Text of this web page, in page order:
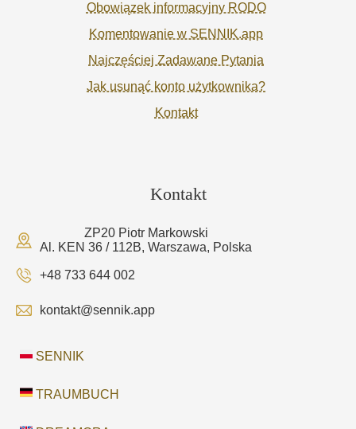
Obowiązek informacyjny RODO
Komentowanie w SENNIK.app
Najczęściej Zadawane Pytania
Jak usunąć konto użytkownika?
Kontakt
Kontakt
ZP20 Piotr Markowski
Al. KEN 36 / 112B, Warszawa, Polska
+48 733 644 002
kontakt@sennik.app
SENNIK
TRAUMBUCH